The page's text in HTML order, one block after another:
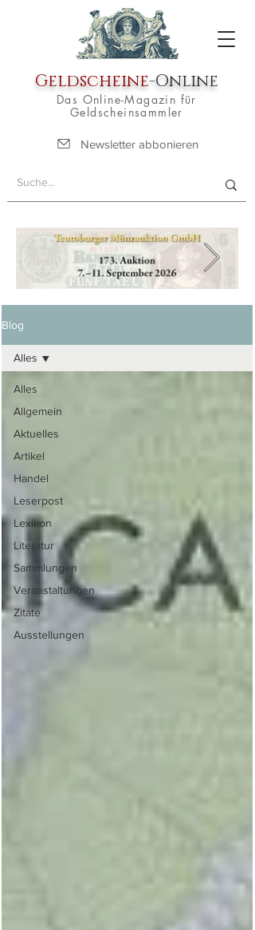
Geldscheine-Online
Das Online-Magazin für
Geldscheinsammler
Newsletter abbonieren
Blog
Alles
Allgemein
Aktuelles
Artikel
Handel
Leserpost
Lexikon
Literatur
Sammlungen
Veranstaltungen
Zitate
Ausstellungen
Alles